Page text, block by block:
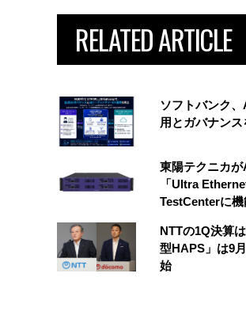
RELATED ARTICLE
ソフトバンク
用とガバナン
東陽テクニカ
「Ultra
TestCenterに機
NTTの1Q決算
型HAPS」は9
始